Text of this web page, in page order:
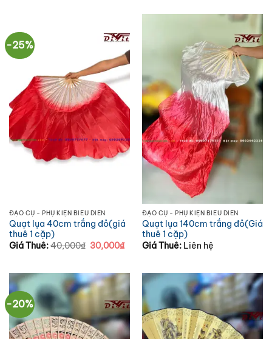
30,000₫.
-25%
ĐẠO CỤ - PHỤ KIỆN BIỂU DIỄN
Quạt lụa 40cm trắng đỏ(giá
thuê 1 cặp)
Giá Thuê:40,000₫ Giá
gốc
30,000₫Giá
30,000₫.
ĐẠO CỤ - PHỤ KIỆN BIỂU DIỄN
Quạt lụa 140cm trắng đỏ(Giá
thuê 1 cặp)
Giá Thuê: Liên hệ
-20%